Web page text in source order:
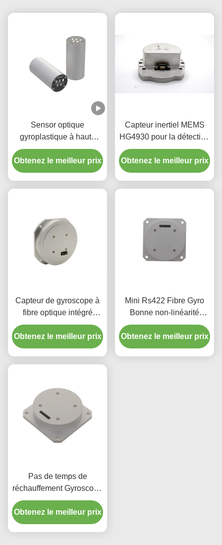
200 dps
50
Sensor optique
gyroplastique à haute
précision à faible niveau
de bruit à coût
raisonnable
Obtenez le meilleur prix
Capteur inertiel MEMS
HG4930 pour la détection
précise de l'orientation et
du mouvement
Obtenez le meilleur prix
Capteur de gyroscope à
fibre optique intégré
photonique en silicium de
remplacement Fizoptika
Vg910
Obtenez le meilleur prix
Mini Rs422 Fibre Gyro
Bonne non-linéarité
Stabilité zéro biais
Obtenez le meilleur prix
Pas de temps de
réchauffement Gyroscope
à fibre optique avec large
plage dynamique 200g
Mode de sortie RS-422
Obtenez le meilleur prix